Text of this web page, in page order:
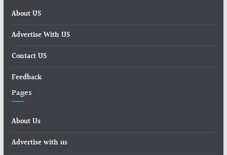
About US
Advertise With US
Contact US
Feedback
Pages
About Us
Advertise with us